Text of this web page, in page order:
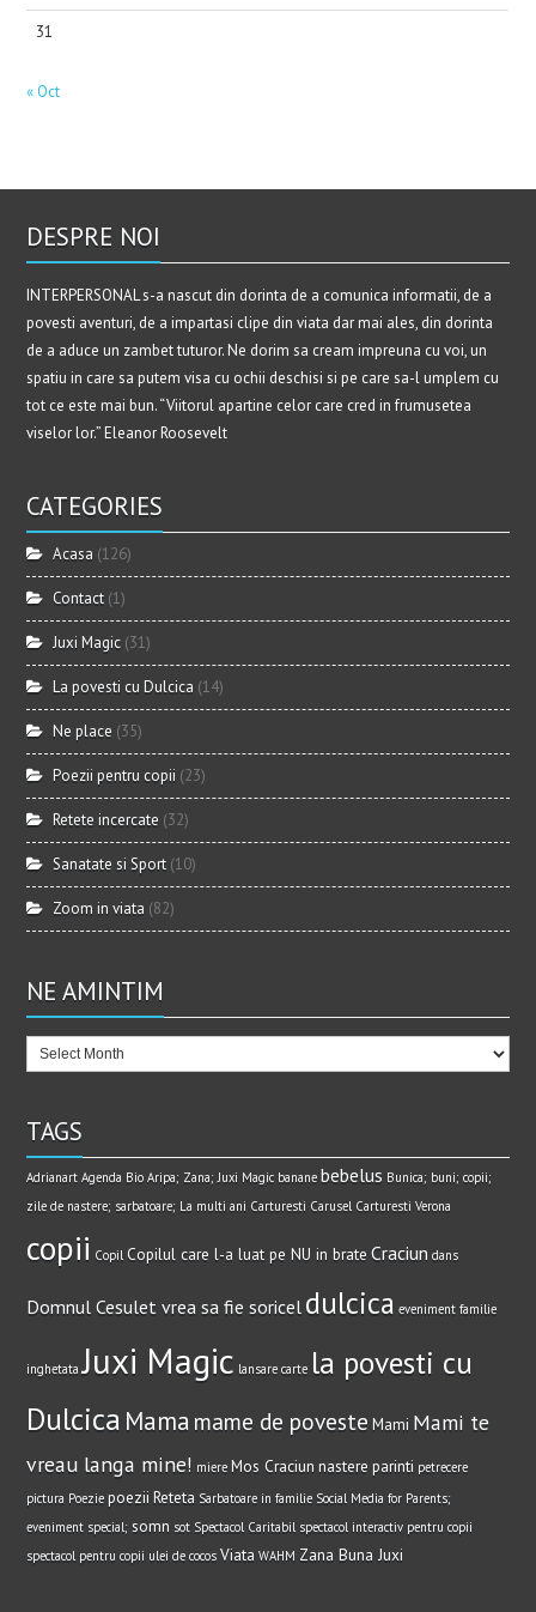
31
« Oct
DESPRE NOI
INTERPERSONAL s-a nascut din dorinta de a comunica informatii, de a
povesti aventuri, de a impartasi clipe din viata dar mai ales, din dorinta
de a aduce un zambet tuturor. Ne dorim sa cream impreuna cu voi, un
spatiu in care sa putem visa cu ochii deschisi si pe care sa-l umplem cu
tot ce este mai bun. “Viitorul apartine celor care cred in frumusetea
viselor lor.” Eleanor Roosevelt
CATEGORIES
Acasa (126)
Contact (1)
Juxi Magic (31)
La povesti cu Dulcica (14)
Ne place (35)
Poezii pentru copii (23)
Retete incercate (32)
Sanatate si Sport (10)
Zoom in viata (82)
NE AMINTIM
TAGS
Adrianart Agenda Bio Aripa; Zana; Juxi Magic banane bebelus Bunica; buni; copii;
zile de nastere; sarbatoare; La multi ani Carturesti Carusel Carturesti Verona
copii Copil Copilul care l-a luat pe NU in brate Craciun dans
Domnul Cesulet vrea sa fie soricel dulcica eveniment familie
inghetata Juxi Magic lansare carte la povesti cu
Dulcica Mama mame de poveste Mami Mami te
vreau langa mine! miere Mos Craciun nastere parinti petrecere
pictura Poezie poezii Reteta Sarbatoare in familie Social Media for Parents;
eveniment special; somn sot Spectacol Caritabil spectacol interactiv pentru copii
spectacol pentru copii ulei de cocos Viata WAHM Zana Buna Juxi